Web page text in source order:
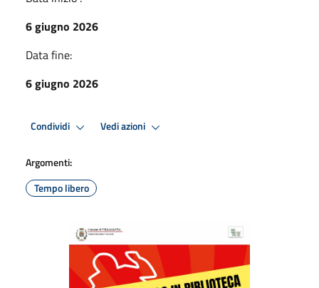
6 giugno 2026
Data fine:
6 giugno 2026
Condividi Vedi azioni
Argomenti:
Tempo libero